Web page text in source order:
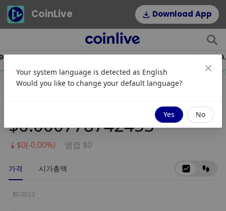
CoinLive Download App
2.64%
$0.06995891
$0.000778742453
$0(-0.00%) 엠캡 $0
가격 시가총액
Your system language is detected as English
Would you like to change your default language?
Yes No